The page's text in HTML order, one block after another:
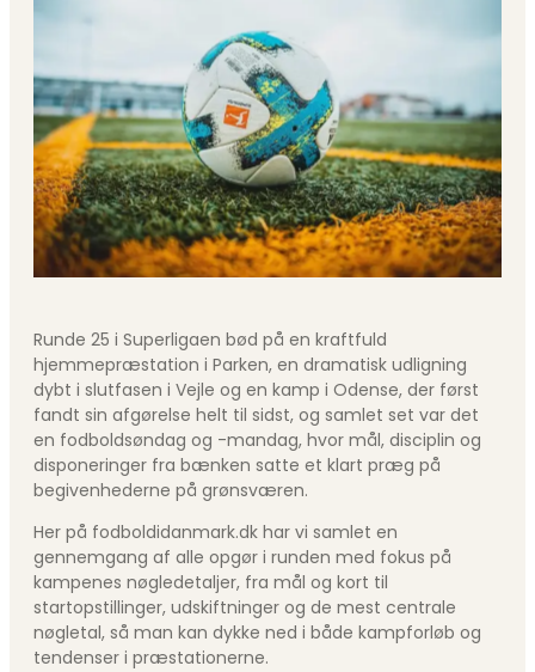
Runde 25 i Superligaen bød på en kraftfuld
hjemmepræstation i Parken, en dramatisk udligning
dybt i slutfasen i Vejle og en kamp i Odense, der først
fandt sin afgørelse helt til sidst, og samlet set var det
en fodboldsøndag og -mandag, hvor mål, disciplin og
disponeringer fra bænken satte et klart præg på
begivenhederne på grønsværen.
Her på fodboldidanmark.dk har vi samlet en
gennemgang af alle opgør i runden med fokus på
kampenes nøgledetaljer, fra mål og kort til
startopstillinger, udskiftninger og de mest centrale
nøgletal, så man kan dykke ned i både kampforløb og
tendenser i præstationerne.